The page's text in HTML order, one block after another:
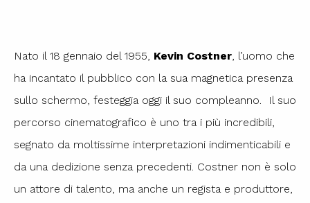
Nato il 18 gennaio del 1955, Kevin Costner , l’uomo che
ha incantato il pubblico con la sua magnetica presenza
sullo schermo, festeggia oggi il suo compleanno. Il suo
percorso cinematografico è uno tra i più incredibili,
segnato da moltissime interpretazioni indimenticabili e
da una dedizione senza precedenti. Costner non è solo
un attore di talento, ma anche un regista e produttore,